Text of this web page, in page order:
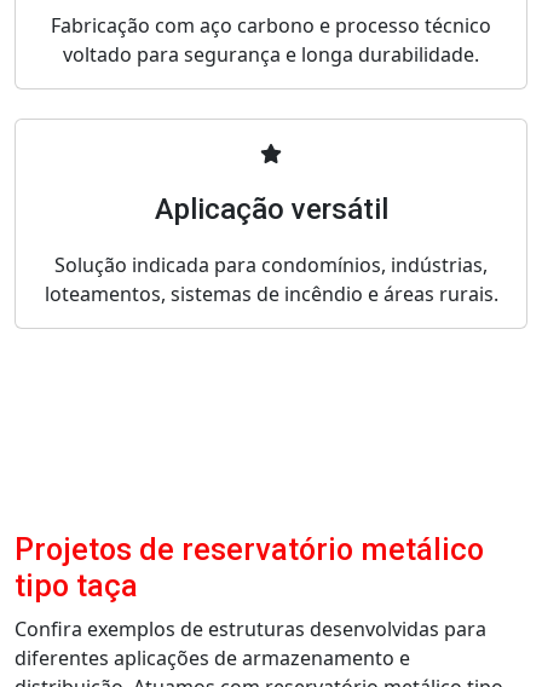
Fabricação com aço carbono e processo técnico
voltado para segurança e longa durabilidade.
Aplicação versátil
Solução indicada para condomínios, indústrias,
loteamentos, sistemas de incêndio e áreas rurais.
Projetos de reservatório metálico
tipo taça
Confira exemplos de estruturas desenvolvidas para
diferentes aplicações de armazenamento e